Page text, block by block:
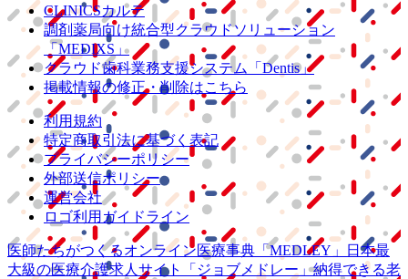
CLINICSカルテ
調剤薬局向け統合型クラウドソリューション
「MEDIXS」
クラウド歯科業務支援システム
「Dentis」
掲載情報の修正・削除はこちら
利用規約
特定商取引法に基づく表記
プライバシーポリシー
外部送信ポリシー
運営会社
ロゴ利用ガイドライン
医師たちがつくるオンライン医療事典 「MEDLEY」
日本最
大級の医療介護求人サイト 「ジョブメドレー」納得できる老